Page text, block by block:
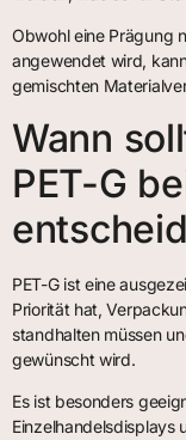
Obwohl eine Prägung
angewendet wird,
gemischten
Wann
PET-G
PET-G ist eine
Priorität hat,
standhalten müssen
gewünscht wird.
Es ist besonders
Einzelhandelsdisplays